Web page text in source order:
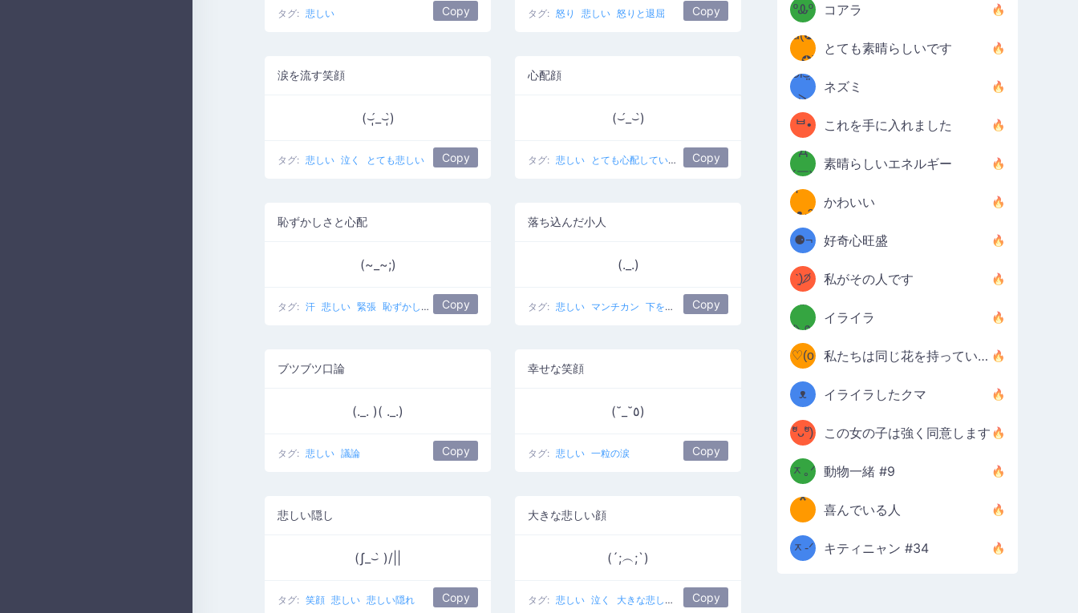
タグ: 悲しい Copy タグ: 怒り 悲しい 怒りと退屈 Copy
涙を流す笑顔
(⌣̩̩́_⌣̩̩̀)
タグ: 悲しい 泣く とても悲しい Copy
心配顔
(⌣́_⌣̀)
タグ: 悲しい とても心配している Copy
恥ずかしさと心配
(~_~;)
タグ: 汗 悲しい 緊張 恥ずかしい 汗が落ちる 泣き叫ぶ 恥ずかしがり屋 困った
Copy
落ち込んだ小人
(._.)
タグ: 悲しい マンチカン 下を向いている 落ち込んでいます
Copy
ブツブツ口論
(._. )( ._.)
タグ: 悲しい 議論 Copy
幸せな笑顔
(˘_˘٥)
タグ: 悲しい 一粒の涙 Copy
悲しい隠し
(ʃ_⌣̀ )/||
タグ: 笑顔 悲しい 悲しい隠れ Copy
大きな悲しい顔
(´;︵;`)
タグ: 悲しい 泣く 大きな悲しい顔 Copy
≦✿)
ºᎲº
｡ᐢ₎
コアラ
d(✪
‿✪)
とても素晴らしいです
ᘛ⁐̤ᕐ
ᑀ
ネズミ
( •̀
ᄇ•
́)ﻭ✧
これを手に入れました
(￣`
Д
´￣)
素晴らしいエネルギー
ʕ
·ᴥ·ʔ
かわいい
╭
⚈¬
⚈╮
好奇心旺盛
(੭ˊ͈
꒵
ˋ͈)੭̸
*
✧⁺˚
私がその人です
ᶠᵉᵉᵈ
ᵐᵉ
/ᐠ-ⱉ-
ᐟ\ﾉ
イライラ
(❀ˆ
ωˆ)
♡(o
ᴗo❀
)
私たちは同じ花を持っています
ʕ
–
ᴥ
–
ʔ
イライラしたクマ
d(✿
ºัᴗºั)
b
この女の子は強く同意します
ฅ/ᐠ｡
ᆽ｡ᐟ
\
動物一緒 #9
［
；
*
＿
*
喜んでいる人
/ᐠ-
ᆽ-ᐟ
キティニャン #34